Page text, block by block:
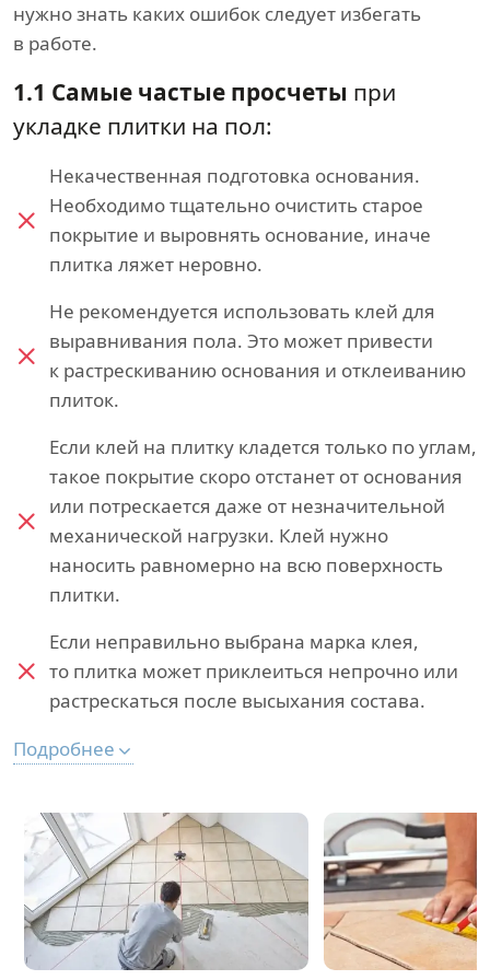
нужно знать каких ошибок следует избегать
в работе.
1.1 Самые частые просчеты при
укладке плитки на пол:
Некачественная подготовка основания.
Необходимо тщательно очистить старое
покрытие и выровнять основание, иначе
плитка ляжет неровно.
Не рекомендуется использовать клей для
выравнивания пола. Это может привести
к растрескиванию основания и отклеиванию
плиток.
Если клей на плитку кладется только по углам,
такое покрытие скоро отстанет от основания
или потрескается даже от незначительной
механической нагрузки. Клей нужно
наносить равномерно на всю поверхность
плитки.
Если неправильно выбрана марка клея,
то плитка может приклеиться непрочно или
растрескаться после высыхания состава.
Подробнее